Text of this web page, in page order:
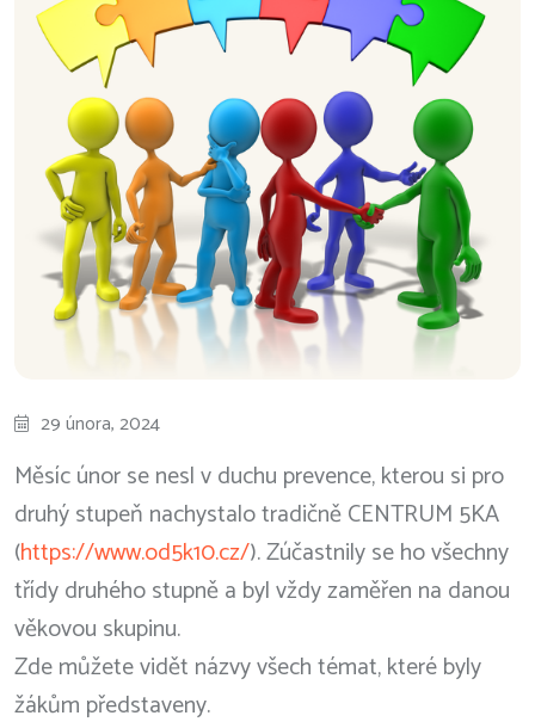
29 února, 2024
Měsíc únor se nesl v duchu prevence, kterou si pro
druhý stupeň nachystalo tradičně CENTRUM 5KA
(https://www.od5k10.cz/). Zúčastnily se ho všechny
třídy druhého stupně a byl vždy zaměřen na danou
věkovou skupinu.
Zde můžete vidět názvy všech témat, které byly
žákům představeny.